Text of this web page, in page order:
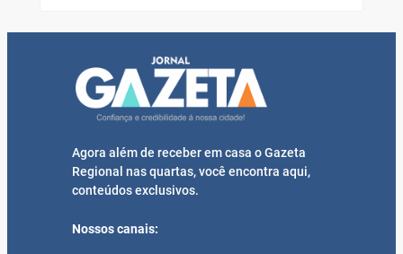
Agora além de receber em casa o Gazeta
Regional nas quartas, você encontra aqui,
conteúdos exclusivos.
Nossos canais: